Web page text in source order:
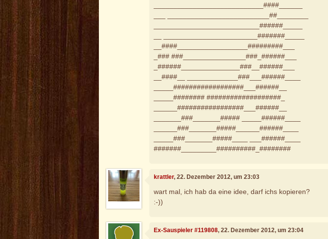
____________________________####______
___ __________________________##________
___________________________######_____
__ ________________________#######_____
__####__________________#########___
_### ###________________###_######___
_######_______________###__######___
__####__ _____________###___######____
_____##################___######__
_____######## ###################_
______#################___######__
_______###_______##### _____######____
______###_______#####______######____
_____###_______#####____ ___######____
#######_________##########_########
krattler, 22. Dezember 2012, um 23:03
wart mal, ich hab da eine idee, darf ichs kopieren?
:-))
Ex-Sauspieler #119808, 22. Dezember 2012, um 23:04